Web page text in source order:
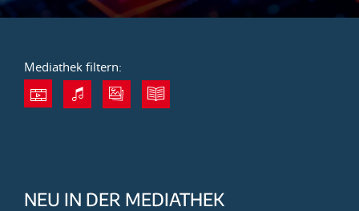
Mediathek filtern:
NEU IN DER MEDIATHEK